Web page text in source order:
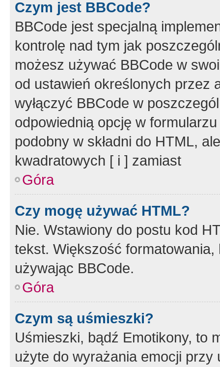
Czym jest BBCode?
BBCode jest specjalną
kontrolę nad tym jak
możesz używać BBCode w
od ustawień określonych przez
wyłączyć BBCode w
odpowiednią opcję w
podobny w składni do HTML,
kwadratowych [ i ] zamiast
Góra
Czy mogę używać HTML?
Nie. Wstawiony do postu kod
tekst. Większość
używając BBCode.
Góra
Czym są uśmieszki?
Uśmieszki, bądź Emotikony, to
użyte do wyrażania emocji